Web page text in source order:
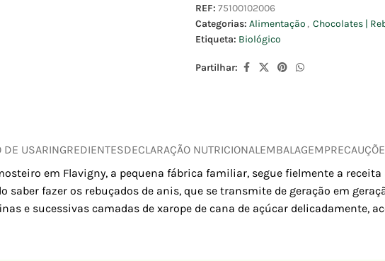
REF: 75100102006
Categorias: Alimentação , Chocolates |
Etiqueta: Biológico
Partilhar:
DE USARINGREDIENTESDECLARAÇÃO NUTRICIONAL EMBALAGEM
em Flavigny, a pequena fábrica familiar, segue fielmente a
fazer os rebuçados de anis, que se transmite de geração em
e sucessivas camadas de xarope de cana de açúcar delicadamente,